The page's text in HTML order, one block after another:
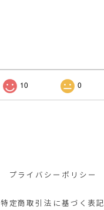
10 0
プライバシーポリシー
特定商取引法に基づく表記